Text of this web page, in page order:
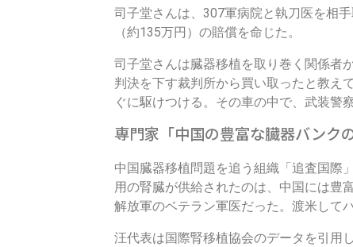
司子堂さんは、307軍病院と執刀医を相
（約135万円）の賠償を命じた。
司子堂さんは臓器移植を取り巻く関係者
判決を下す裁判所から買い取ったと教え
ぐに駆けつける。その車の中で、武装警
専門家「中国の豊富な臓器バンク
中国臓器移植問題を追う組織「追査国際
用の腎臓が供給されたのは、中国には豊
解放軍のベテラン軍医だった。渡米して
汪代表は国際腎移植協会のデータを引用